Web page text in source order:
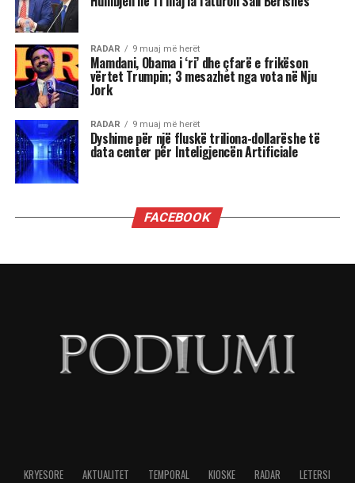
dhe “qëndrimeve parimore” se në Shqipëri mund
të biesh nga pushteti jo për korrupsion, jo për
abuzime, jo për lidhje me krimin, por sepse
ndeze një cigare. Dhe nëse denoncimi vjen nga
diaspora, aq më mirë – shërben edhe si dekor
shtesë për statusin e radhës.
Po pyetja është: a ka takuar ndonjëherë znj.
Koçiu drejtorin e Policisë së Shtetit? A ka folur
për reformën e forcave të rendit, për krimin që
po bën ligjin në rrugë, për ngjarjet që çdo ditë
publike, ministrja zgjodhi “makiazhin”: një
cigare më pak, një status më shumë. Një shou
mediatik që nuk ndihmon askënd, përveçse i vë